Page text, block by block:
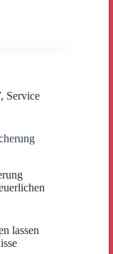
, Service
lassen